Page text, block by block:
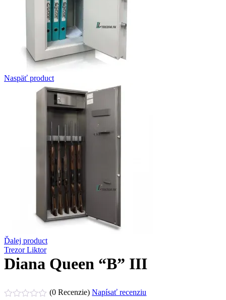
Naspäť product
Ďalej product
Trezor Liktor
Diana Queen “B” III
(0 Recenzie)Napísať recenziu